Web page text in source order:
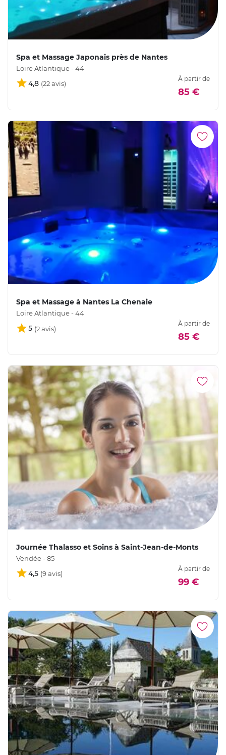
Spa et Massage Japonais près de Nantes
Loire Atlantique - 44
4,8
À partir de
85 €
Spa et Massage à Nantes La Chenaie
Loire Atlantique - 44
5
À partir de
85 €
Journée Thalasso et Soins à Saint-Jean-de-Monts
Vendée - 85
4,5
À partir de
99 €